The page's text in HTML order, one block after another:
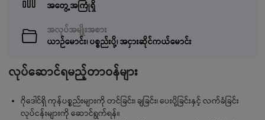
အတွေ့အကြုံရှိ
အလုပ်အမျိုးအစား
ယာဉ်မောင်း၊ ပစ္စည်းပို့၊ အငှားဆိုင်ကယ်မောင်း
လုပ်ဆောင်ရမည့်တာဝန်များ
ဂိုဒေါင်ရှိ ကုန်ပစ္စည်းများကို တင်ခြင်း၊ ချခြင်း၊ ပေးပို့ခြင်းနှင့် လက်ခံခြင်း
လုပ်ငန်းများကို ဆောင်ရွက်ရန်။